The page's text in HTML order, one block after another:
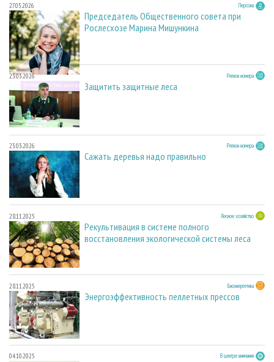
27.05.2026 Персона
Председатель Общественного совета при
Рослесхозе Марина Мишункина
23.03.2026 Регион номера
Защитить защитные леса
23.03.2026 Регион номера
Сажать деревья надо правильно
28.11.2025 Лесное хозяйство
Рекультивация в системе полного
восстановления экологической системы леса
28.11.2025 Биоэнергетика
Энергоэффективность пеллетных прессов
04.10.2025 В центре внимания